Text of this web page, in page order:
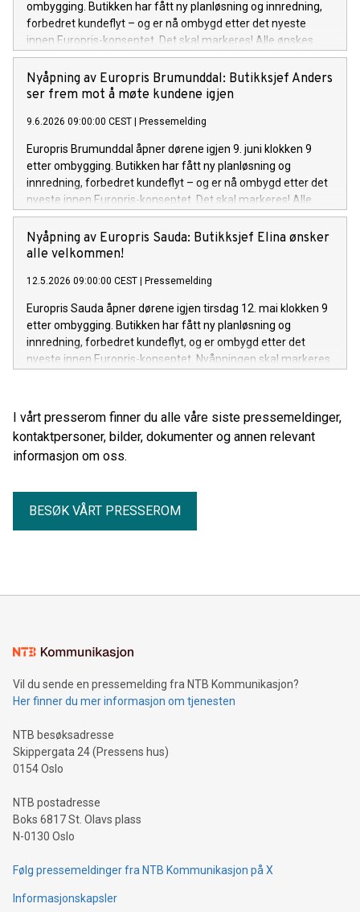
ombygging. Butikken har fått ny planløsning og innredning,
forbedret kundeflyt – og er nå ombygd etter det nyeste
innen Europris-konseptet. Det skal markeres! Alle ønskes
velkommen til å bli med og feire. Det bys på kaffe, kaker,
gode tilbud – og ikke minst goodiebags til de 100 første
betalende kundene.
Nyåpning av Europris Brumunddal: Butikksjef Anders
ser frem mot å møte kundene igjen
9.6.2026 09:00:00 CEST | Pressemelding
Europris Brumunddal åpner dørene igjen 9. juni klokken 9
etter ombygging. Butikken har fått ny planløsning og
innredning, forbedret kundeflyt – og er nå ombygd etter det
nyeste innen Europris-konseptet. Det skal markeres! Alle
ønskes velkommen til å bli med og feire. Det bys på gode
tilbud – og ikke minst goodiebags til de 100 første betalende
kundene.
Nyåpning av Europris Sauda: Butikksjef Elina ønsker
alle velkommen!
12.5.2026 09:00:00 CEST | Pressemelding
Europris Sauda åpner dørene igjen tirsdag 12. mai klokken 9
etter ombygging. Butikken har fått ny planløsning og
innredning, forbedret kundeflyt, og er ombygd etter det
nyeste innen Europris-konseptet. Nyåpningen skal markeres
tilbud, konkurranser – og ikke minst er det goodiebags til 100
første betalende kundene.
I vårt presserom finner du alle våre siste pressemeldinger,
kontaktpersoner, bilder, dokumenter og annen relevant
informasjon om oss.
BESØK VÅRT PRESSEROM
Vil du sende en pressemelding fra NTB Kommunikasjon?
Her finner du mer informasjon om tjenesten
NTB besøksadresse
Skippergata 24 (Pressens hus)
0154 Oslo
NTB postadresse
Boks 6817 St. Olavs plass
N-0130 Oslo
Følg pressemeldinger fra NTB Kommunikasjon på X
Informasjonskapsler